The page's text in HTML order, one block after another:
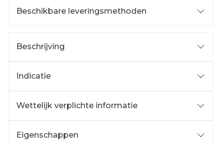
Beschikbare leveringsmethoden
Beschrijving
Indicatie
Wettelijk verplichte informatie
Eigenschappen